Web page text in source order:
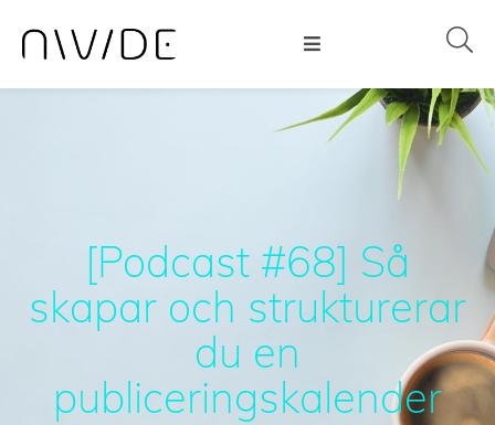
[Podcast #68] Så
skapar och strukturerar
du en
publiceringskalender